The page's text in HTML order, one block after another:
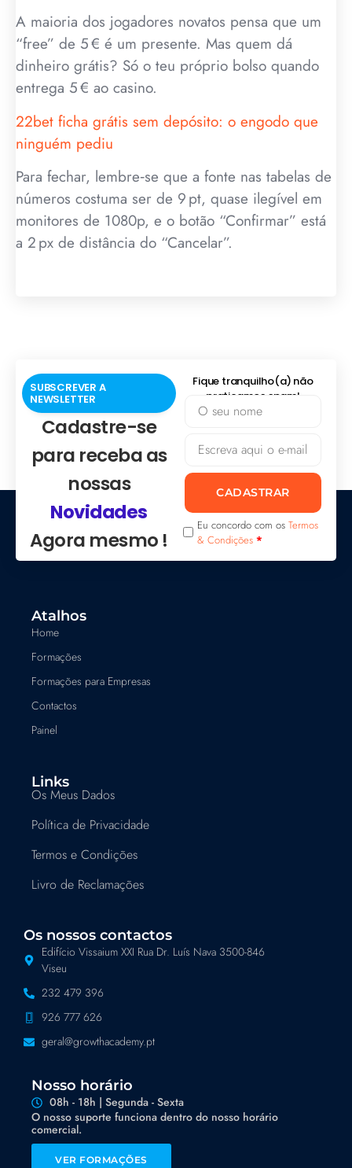
A maioria dos jogadores novatos pensa que um
“free” de 5 € é um presente. Mas quem dá
dinheiro grátis? Só o teu próprio bolso quando
entrega 5 € ao casino.
22bet ficha grátis sem depósito: o engodo que
ninguém pediu
Para fechar, lembre‑se que a fonte nas tabelas de
números costuma ser de 9 pt, quase ilegível em
monitores de 1080p, e o botão “Confirmar” está
a 2 px de distância do “Cancelar”.
SUBSCREVER A
NEWSLETTER
Cadastre-se
para receba as
nossas
Novidades
Agora mesmo !
Fique tranquilho(a) não
praticamos spam!
CADASTRAR
Eu concordo com os Termos
& Condições *
Atalhos
Home
Formações
Formações para Empresas
Contactos
Painel
Links
Os Meus Dados
Política de Privacidade
Termos e Condições
Livro de Reclamações
Os nossos contactos
Edifício Vissaium XXI Rua Dr. Luís Nava 3500-846
Viseu
232 479 396
926 777 626
geral@growthacademy.pt
Nosso horário
08h - 18h | Segunda - Sexta
O nosso suporte funciona dentro do nosso horário
comercial.
VER FORMAÇÕES